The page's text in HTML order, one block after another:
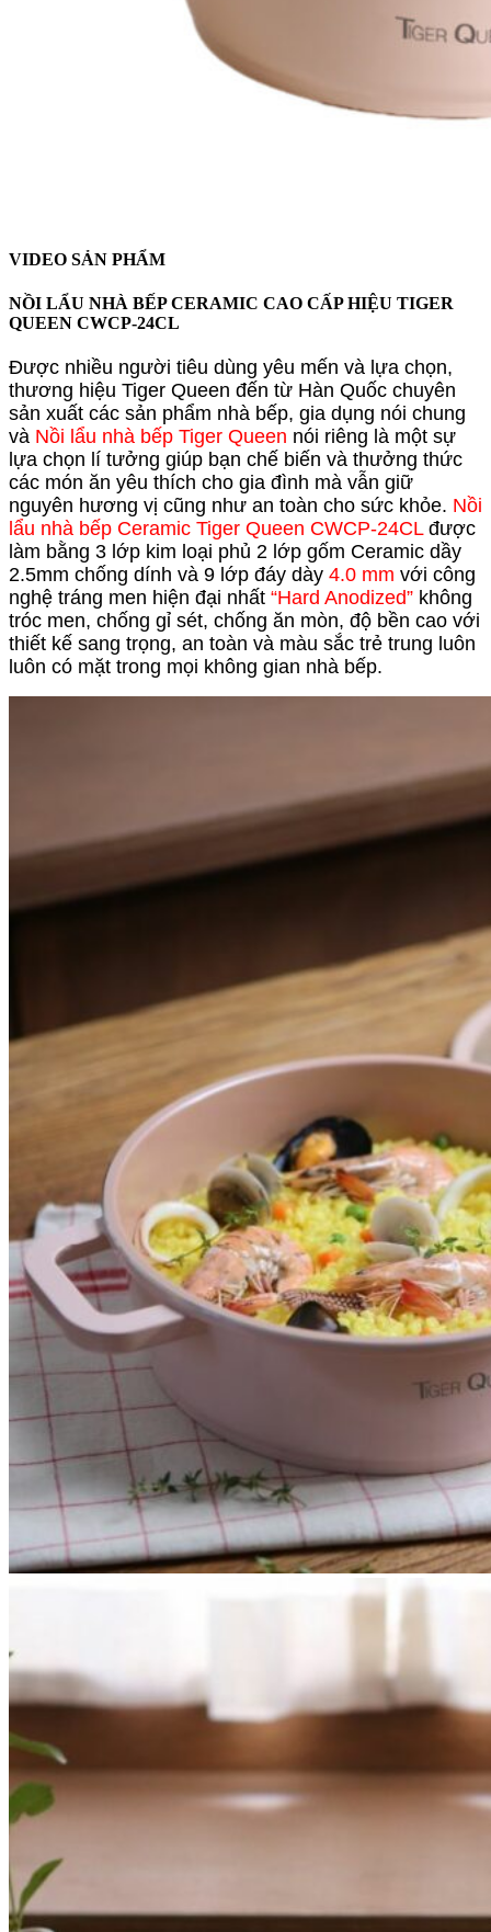
VIDEO SẢN PHẨM
NỒI LẨU NHÀ BẾP CERAMIC CAO CẤP HIỆU TIGER
QUEEN CWCP-24CL
Được nhiều người tiêu dùng yêu mến và lựa chọn,
thương hiệu Tiger Queen đến từ Hàn Quốc chuyên
sản xuất các sản phẩm nhà bếp, gia dụng nói chung
và Nồi lẩu nhà bếp Tiger Queen nói riêng là một sự
lựa chọn lí tưởng giúp bạn chế biến và thưởng thức
các món ăn yêu thích cho gia đình mà vẫn giữ
nguyên hương vị cũng như an toàn cho sức khỏe. Nồi
lẩu nhà bếp Ceramic Tiger Queen CWCP-24CLđược
làm bằng 3 lớp kim loại phủ 2 lớp gốm Ceramic dầy
2.5mm chống dính và 9 lớp đáy dày 4.0 mm với công
nghệ tráng men hiện đại nhất “Hard Anodized” không
tróc men, chống gỉ sét, chống ăn mòn, độ bền cao với
thiết kế sang trọng, an toàn và màu sắc trẻ trung luôn
luôn có mặt trong mọi không gian nhà bếp.